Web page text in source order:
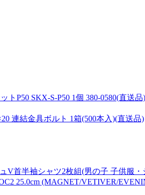
P50 SKX-S-P50 1個 380-0580(直送品)
連結金具ボルト 1箱(500本入)(直送品)
V首半袖シャツ2枚組(男の子 子供服
25.0cm (MAGNET/VETIVER/